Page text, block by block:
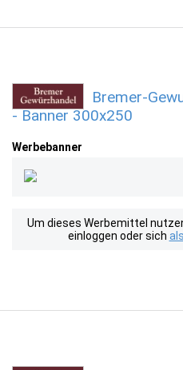
Bremer-
- Banner 300x250
Werbebanner
Um dieses Werbemittel
einloggen oder sich